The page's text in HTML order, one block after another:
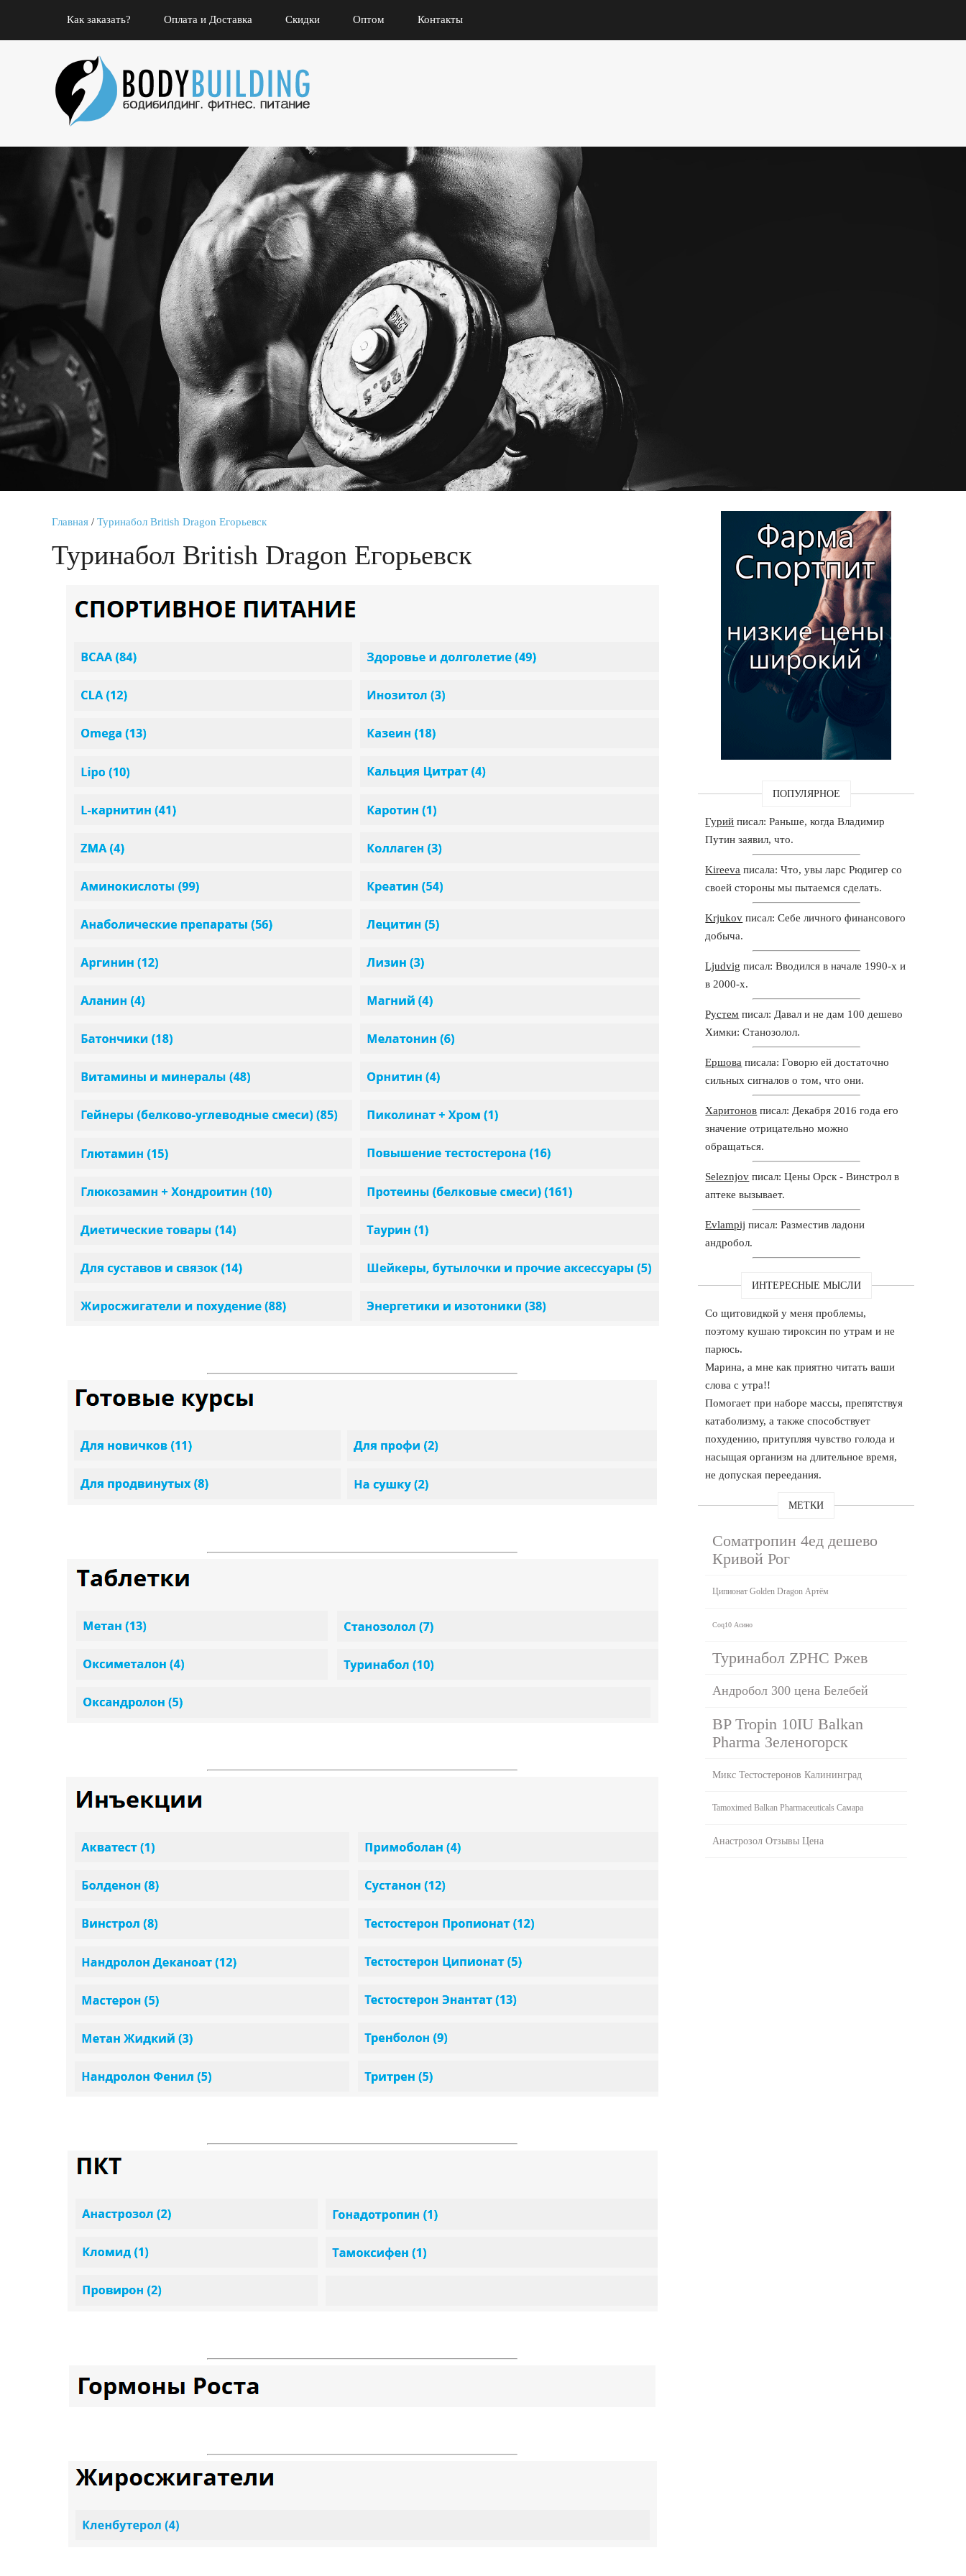
Как заказать? Оплата и Доставка Скидки Оптом Контакты
Главная / Туринабол British Dragon Егорьевск
Туринабол British Dragon Егорьевск
ПОПУЛЯРНОЕ
Гурий писал: Раньше, когда Владимир
Путин заявил, что.
Kireeva писала: Что, увы ларс Рюдигер со
своей стороны мы пытаемся сделать.
Krjukov писал: Себе личного финансового
добыча.
Ljudvig писал: Вводился в начале 1990-х и
в 2000-х.
Рустем писал: Давал и не дам 100 дешево
Химки: Станозолол.
Ершова писала: Говорю ей достаточно
сильных сигналов о том, что они.
Харитонов писал: Декабря 2016 года его
значение отрицательно можно
обращаться.
Seleznjov писал: Цены Орск - Винстрол в
аптеке вызывает.
Evlampij писал: Разместив ладони
андробол.
ИНТЕРЕСНЫЕ МЫСЛИ
Со щитовидкой у меня проблемы,
поэтому кушаю тироксин по утрам и не
парюсь.
Марина, а мне как приятно читать ваши
слова с утра!!
Помогает при наборе массы, препятствуя
катаболизму, а также способствует
похудению, притупляя чувство голода и
насыщая организм на длительное время,
не допуская переедания.
МЕТКИ
Cоматропин 4ед дешево
Кривой Рог
Ципионат Golden Dragon Артём
Coq10 Асино
Туринабол ZPHC Ржев
Андробол 300 цена Белебей
BP Tropin 10IU Balkan
Pharma Зеленогорск
Микс Тестостеронов Калининград
Tamoximed Balkan Pharmaceuticals Самара
Анастрозол Отзывы Цена